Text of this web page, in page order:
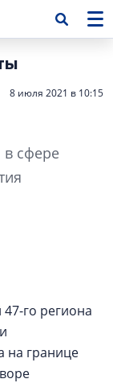
8 июля 2021 в 10:15
в сфере
47-го региона
на границе